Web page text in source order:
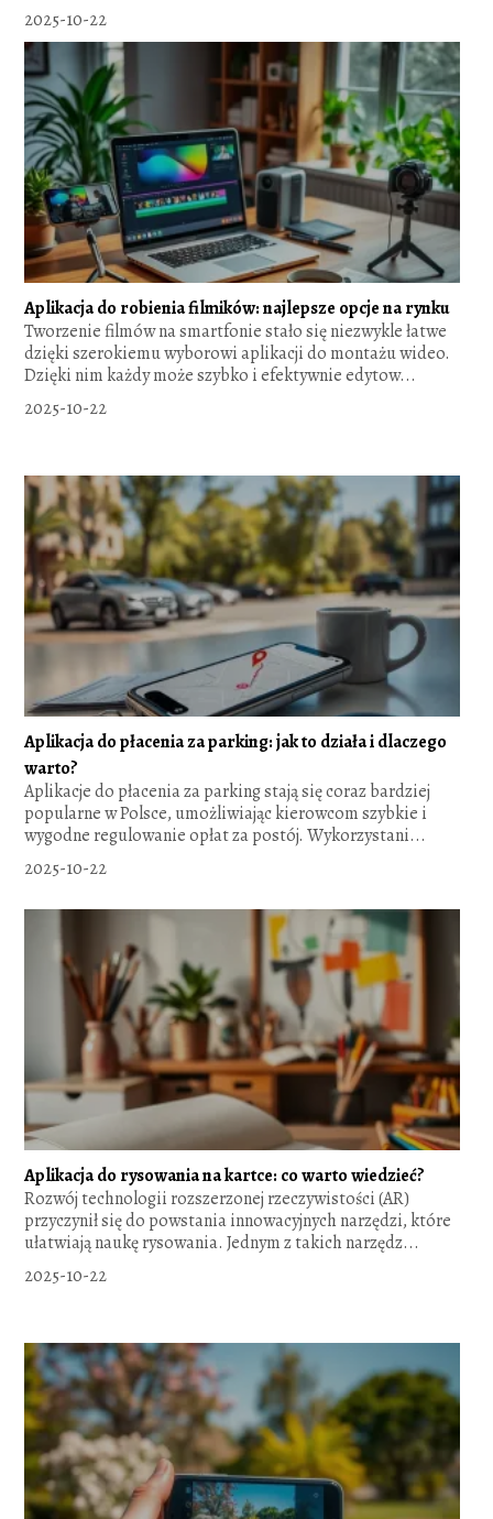
2025-10-22
Aplikacja do robienia filmików: najlepsze opcje na rynku
Tworzenie filmów na smartfonie stało się niezwykle łatwe
dzięki szerokiemu wyborowi aplikacji do montażu wideo.
Dzięki nim każdy może szybko i efektywnie edytow...
2025-10-22
Aplikacja do płacenia za parking: jak to działa i dlaczego
warto?
Aplikacje do płacenia za parking stają się coraz bardziej
popularne w Polsce, umożliwiając kierowcom szybkie i
wygodne regulowanie opłat za postój. Wykorzystani...
2025-10-22
Aplikacja do rysowania na kartce: co warto wiedzieć?
Rozwój technologii rozszerzonej rzeczywistości (AR)
przyczynił się do powstania innowacyjnych narzędzi, które
ułatwiają naukę rysowania. Jednym z takich narzędz...
2025-10-22